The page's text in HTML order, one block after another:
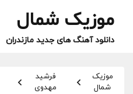
موزیک شمال
دانلود آهنگ های جدید مازندران
موزیک
شمال
فرشید
مهدوی